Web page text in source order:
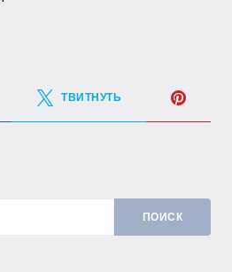
ТВИТНУТЬ
ПОИСК